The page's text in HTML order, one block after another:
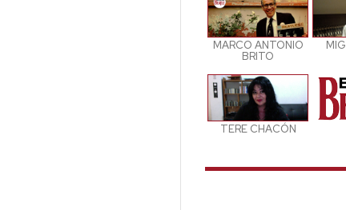
MARCO ANTONIO
BRITO
TERE CHACÓN